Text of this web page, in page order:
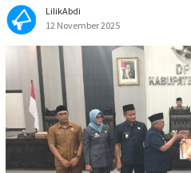
LilikAbdi
12 November 2025